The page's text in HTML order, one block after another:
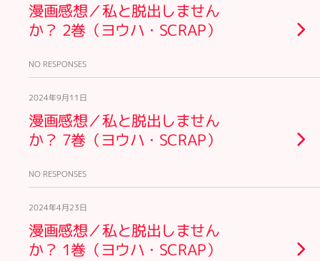
漫画感想／私と脱出しません
か？ 2巻（ヨウハ・SCRAP）
NO RESPONSES
2024年9月11日
漫画感想／私と脱出しません
か？ 7巻（ヨウハ・SCRAP）
NO RESPONSES
2024年4月23日
漫画感想／私と脱出しません
か？ 1巻（ヨウハ・SCRAP）